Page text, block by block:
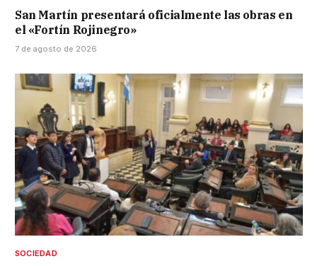
San Martín presentará oficialmente las obras en
el «Fortín Rojinegro»
7 de agosto de 2026
SOCIEDAD